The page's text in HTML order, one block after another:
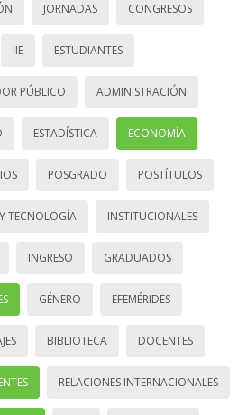
JORNADAS CONGRESOS
IIE ESTUDIANTES
PÚBLICO ADMINISTRACIÓN
ESTADÍSTICA ECONOMÍA
POSGRADO POSTÍTULOS
TECNOLOGÍA INSTITUCIONALES
INGRESO GRADUADOS
GÉNERO EFEMÉRIDES
BIBLIOTECA DOCENTES
RELACIONES INTERNACIONALES